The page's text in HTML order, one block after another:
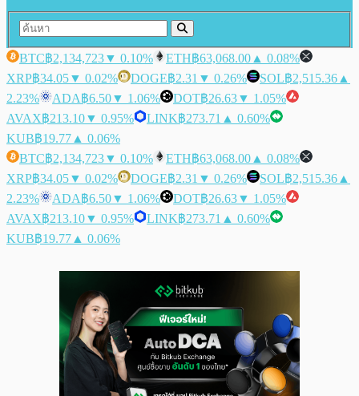
BTC฿2,134,723▼ 0.10% ETH฿63,068.00 ▲ 0.08%
XRP฿34.05▼ 0.02% DOGE฿2.31 ▼ 0.26% SOL฿2,515.36 ▲
2.23%
ADA฿6.50▼ 1.06% DOT฿26.63▼ 1.05%
AVAX฿213.10▼ 0.95% LINK฿273.71 ▲ 0.60%
KUB฿19.77 ▲ 0.06%
BTC฿2,134,723▼ 0.10% ETH฿63,068.00 ▲ 0.08%
XRP฿34.05▼ 0.02% DOGE฿2.31 ▼ 0.26% SOL฿2,515.36 ▲
2.23%
ADA฿6.50▼ 1.06% DOT฿26.63▼ 1.05%
AVAX฿213.10▼ 0.95% LINK฿273.71 ▲ 0.60%
KUB฿19.77 ▲ 0.06%